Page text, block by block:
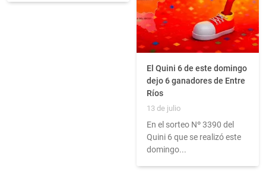
El Quini 6 de este domingo
dejo 6 ganadores de Entre
Ríos
13 de julio
En el sorteo Nº 3390 del
Quini 6 que se realizó este
domingo...